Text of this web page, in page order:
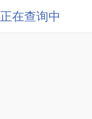
正在查询中